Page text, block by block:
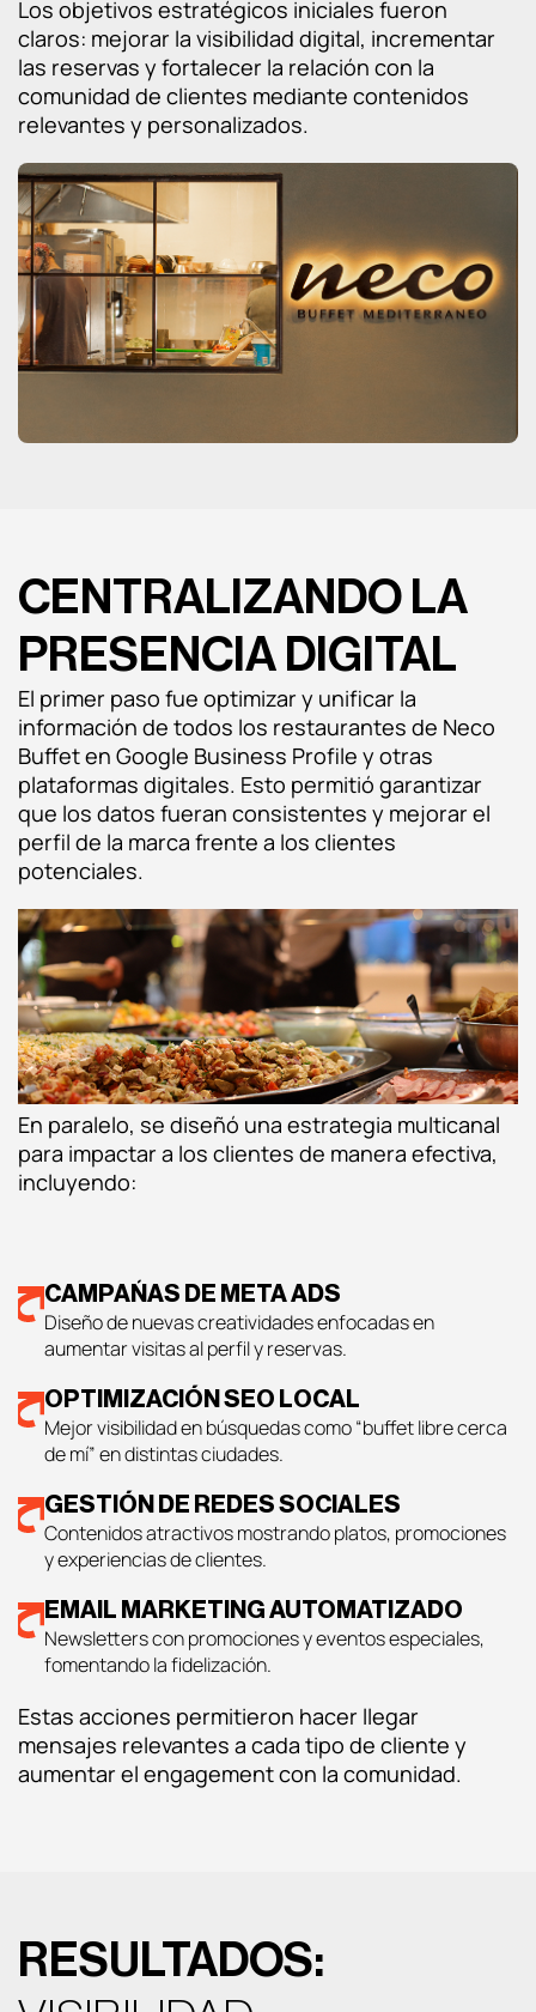
Los objetivos estratégicos iniciales fueron
claros: mejorar la visibilidad digital, incrementar
las reservas y fortalecer la relación con la
comunidad de clientes mediante contenidos
relevantes y personalizados.
CENTRALIZANDO LA
PRESENCIA DIGITAL
El primer paso fue optimizar y unificar la
información de todos los restaurantes de Neco
Buffet en Google Business Profile y otras
plataformas digitales. Esto permitió garantizar
que los datos fueran consistentes y mejorar el
perfil de la marca frente a los clientes
potenciales.
En paralelo, se diseñó una estrategia multicanal
para impactar a los clientes de manera efectiva,
incluyendo:
CAMPAÑAS DE META ADS
Diseño de nuevas creatividades enfocadas en
aumentar visitas al perfil y reservas.
OPTIMIZACIÓN SEO LOCAL
Mejor visibilidad en búsquedas como “buffet libre cerca
de mí” en distintas ciudades.
GESTIÓN DE REDES SOCIALES
Contenidos atractivos mostrando platos, promociones
y experiencias de clientes.
EMAIL MARKETING AUTOMATIZADO
Newsletters con promociones y eventos especiales,
fomentando la fidelización.
Estas acciones permitieron hacer llegar
mensajes relevantes a cada tipo de cliente y
aumentar el engagement con la comunidad.
RESULTADOS: